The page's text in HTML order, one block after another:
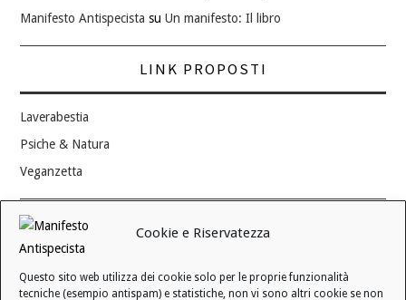
Cookie e Riservatezza
Questo sito web utilizza dei cookie solo per le proprie funzionalità
tecniche (esempio antispam) e statistiche, non vi sono altri cookie se non
Manifesto Antispecista suUn manifesto: Il libro
LINK PROPOSTI
Laverabestia
Psiche & Natura
Veganzetta
Modifica consenso ai cookie
REVOCA IL TUO CONSENSO
Stato attuale: Negato